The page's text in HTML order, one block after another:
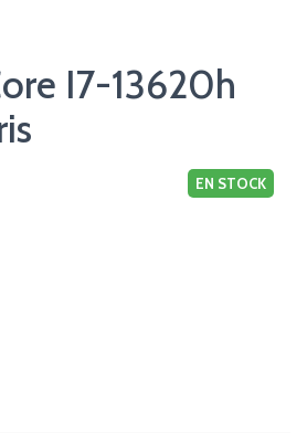
I7-13620h
EN STOCK